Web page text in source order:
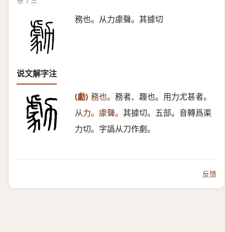
務也。从力豦聲。其據切
说文解字注
(勮) 務也。 務者、趣也。用力尤甚者。
从力。豦聲。 其據切。五部。音轉爲渠
力切。字譌从刀作劇。
反馈